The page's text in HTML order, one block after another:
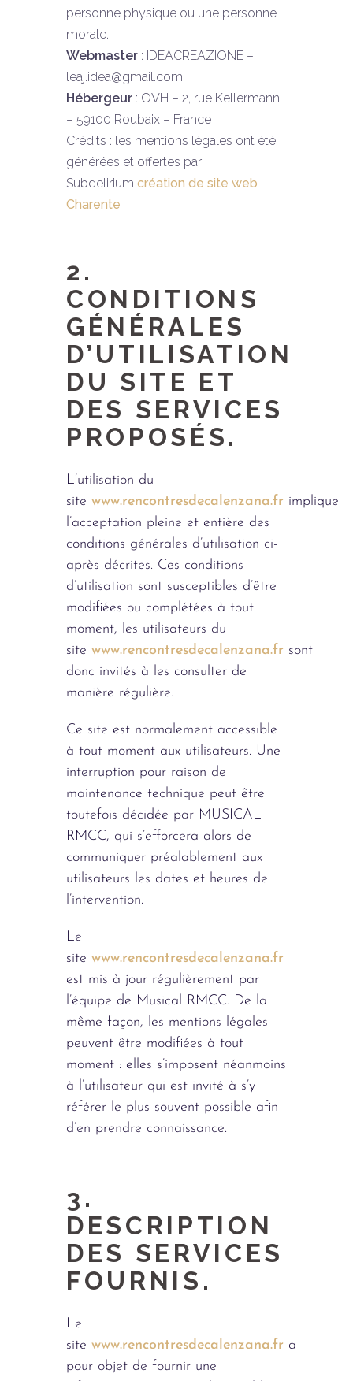
personne physique ou une personne
morale.
Webmaster : IDEACREAZIONE –
leaj.idea@gmail.com
Hébergeur : OVH – 2, rue Kellermann
– 59100 Roubaix – France
Crédits : les mentions légales ont été
générées et offertes par
Subdelirium création de site web
Charente
2.
CONDITIONS
GÉNÉRALES
D’UTILISATION
DU SITE ET
DES SERVICES
PROPOSÉS.
L’utilisation du
site www.rencontresdecalenzana.fr implique
l’acceptation pleine et entière des
conditions générales d’utilisation ci-
après décrites. Ces conditions
d’utilisation sont susceptibles d’être
modifiées ou complétées à tout
moment, les utilisateurs du
site www.rencontresdecalenzana.fr sont
donc invités à les consulter de
manière régulière.
Ce site est normalement accessible
à tout moment aux utilisateurs. Une
interruption pour raison de
maintenance technique peut être
toutefois décidée par MUSICAL
RMCC, qui s’efforcera alors de
communiquer préalablement aux
utilisateurs les dates et heures de
l’intervention.
Le
site www.rencontresdecalenzana.fr
est mis à jour régulièrement par
l’équipe de Musical RMCC. De la
même façon, les mentions légales
peuvent être modifiées à tout
moment : elles s’imposent néanmoins
à l’utilisateur qui est invité à s’y
référer le plus souvent possible afin
d’en prendre connaissance.
3.
DESCRIPTION
DES SERVICES
FOURNIS.
Le
site www.rencontresdecalenzana.fr a
pour objet de fournir une